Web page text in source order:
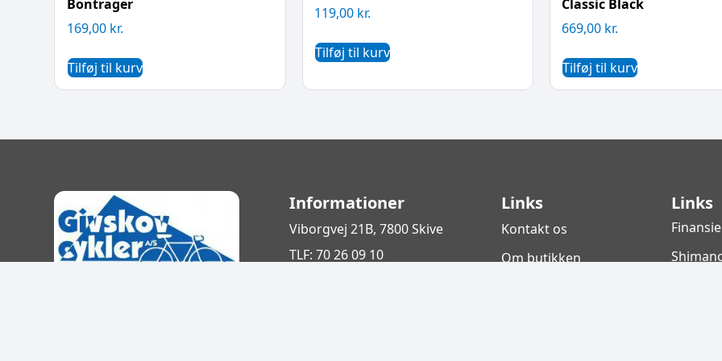
Bontrager
169,00 kr.
Tilføj til kurv
119,00 kr.
Tilføj til kurv
Classic Black
669,00 kr.
Tilføj til kurv
Informationer
Viborgvej 21B, 7800 Skive
TLF: 70 26 09 10
Links
Kontakt os
Om butikken
Links